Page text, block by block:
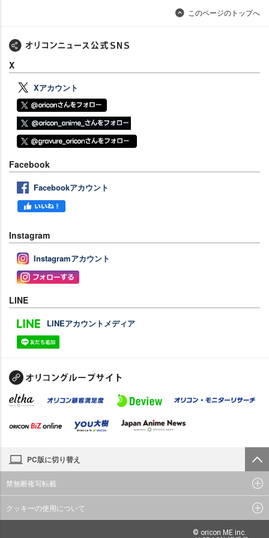
このページのトップへ
X
Xアカウント
Facebook
Facebookアカウント
Instagram
Instagramアカウント
LINE
LINEアカウントメディア
PC版に切り替え
禁無断複写転載
クッキーの使用について
© oricon ME inc.